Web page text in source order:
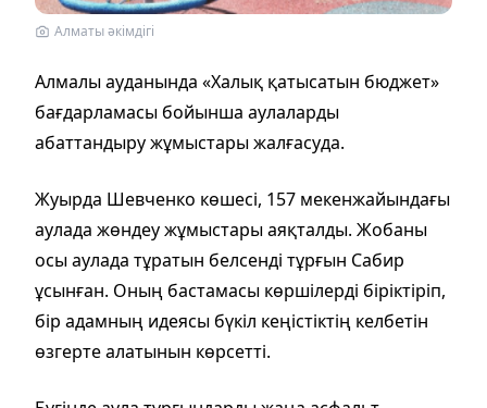
Алматы әкімдігі
Алмалы ауданында «Халық қатысатын бюджет»
бағдарламасы бойынша аулаларды
абаттандыру жұмыстары жалғасуда.
Жуырда Шевченко көшесі, 157 мекенжайындағы
аулада жөндеу жұмыстары аяқталды. Жобаны
осы аулада тұратын белсенді тұрғын Сабир
ұсынған. Оның бастамасы көршілерді біріктіріп,
бір адамның идеясы бүкіл кеңістіктің келбетін
өзгерте алатынын көрсетті.